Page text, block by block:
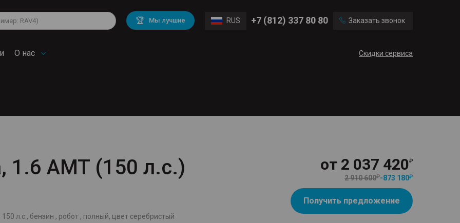
🏆 Мы лучшие RUS +7 (812) 337 80 80 Заказать звонок
О нас Скидки сервиса
Mitsubishi BMW
Chevrolet Mercedes Benz
1.6 AMT (150 л.с.)
л.с., бензин , робот , полный, цвет серебристый
от 2 037 420
2 910 600 -873 180
Получить предложение